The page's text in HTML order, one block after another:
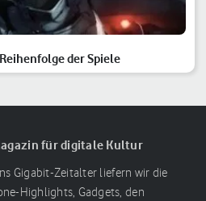
der Spiele
für digitale Kultur
Gigabit-Zeitalter liefern wir die
Highlights, Gadgets, den